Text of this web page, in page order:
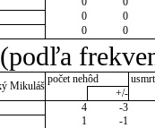
0
0
0 0
Mikuláš
počet nehôd
+/-
4
-3
1 -1